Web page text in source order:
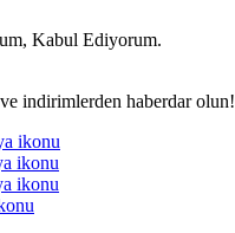
Kabul Ediyorum.
indirimlerden haberdar olun!